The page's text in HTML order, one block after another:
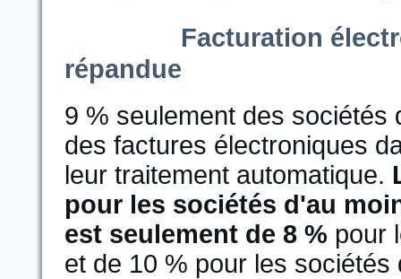
Facturation
répandue
9 % seulement des sociétés
des factures électroniques
leur traitement automatique.
pour les sociétés d'au
est seulement de 8 % pour
et de 10 % pour les